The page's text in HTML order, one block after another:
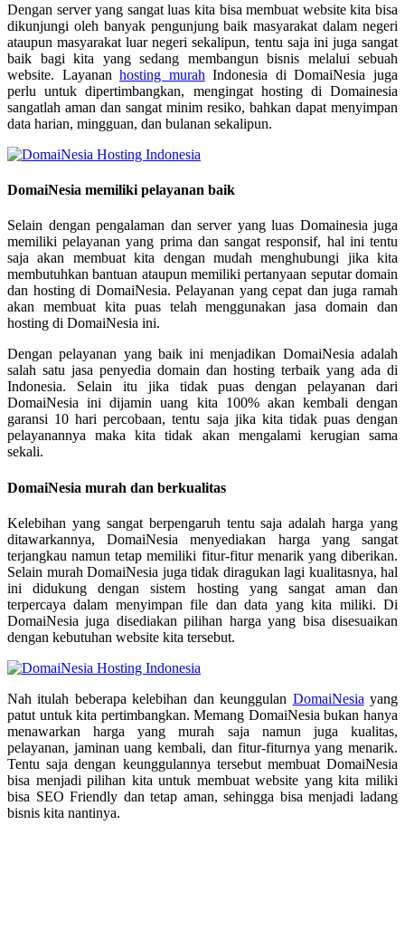
Dengan server yang sangat luas kita bisa membuat website kita bisa
dikunjungi oleh banyak pengunjung baik masyarakat dalam negeri
ataupun masyarakat luar negeri sekalipun, tentu saja ini juga sangat
baik bagi kita yang sedang membangun bisnis melalui sebuah
website. Layananhosting murah Indonesia di DomaiNesia juga
perlu untuk dipertimbangkan, mengingat hosting di Domainesia
sangatlah aman dan sangat minim resiko, bahkan dapat menyimpan
data harian, mingguan, dan bulanan sekalipun.
DomaiNesia memiliki pelayanan baik
Selain dengan pengalaman dan server yang luas Domainesia juga
memiliki pelayanan yang prima dan sangat responsif, hal ini tentu
saja akan membuat kita dengan mudah menghubungi jika kita
membutuhkan bantuan ataupun memiliki pertanyaan seputar domain
dan hosting di DomaiNesia. Pelayanan yang cepat dan juga ramah
akan membuat kita puas telah menggunakan jasa domain dan
hosting di DomaiNesia ini.
Dengan pelayanan yang baik ini menjadikan DomaiNesia adalah
salah satu jasa penyedia domain dan hosting terbaik yang ada di
Indonesia. Selain itu jika tidak puas dengan pelayanan dari
DomaiNesia ini dijamin uang kita 100% akan kembali dengan
garansi 10 hari percobaan, tentu saja jika kita tidak puas dengan
pelayanannya maka kita tidak akan mengalami kerugian sama
sekali.
DomaiNesia murah dan berkualitas
Kelebihan yang sangat berpengaruh tentu saja adalah harga yang
ditawarkannya, DomaiNesia menyediakan harga yang sangat
terjangkau namun tetap memiliki fitur-fitur menarik yang diberikan.
Selain murah DomaiNesia juga tidak diragukan lagi kualitasnya, hal
ini didukung dengan sistem hosting yang sangat aman dan
terpercaya dalam menyimpan file dan data yang kita miliki. Di
DomaiNesia juga disediakan pilihan harga yang bisa disesuaikan
dengan kebutuhan website kita tersebut.
Nah itulah beberapa kelebihan dan keunggulan DomaiNesia yang
patut untuk kita pertimbangkan. Memang DomaiNesia bukan hanya
menawarkan harga yang murah saja namun juga kualitas,
pelayanan, jaminan uang kembali, dan fitur-fiturnya yang menarik.
Tentu saja dengan keunggulannya tersebut membuat DomaiNesia
bisa menjadi pilihan kita untuk membuat website yang kita miliki
bisa SEO Friendly dan tetap aman, sehingga bisa menjadi ladang
bisnis kita nantinya.